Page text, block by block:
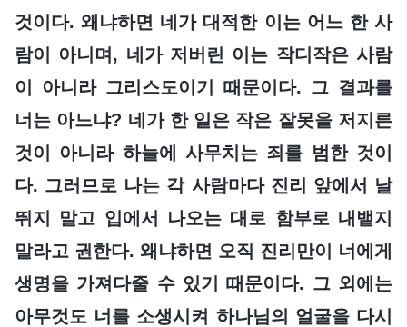
것이다. 왜냐하면 네가 대적한 이는 어느 한 사
람이 아니며, 네가 저버린 이는 작디작은 사람
이 아니라 그리스도이기 때문이다. 그 결과를
너는 아느냐? 네가 한 일은 작은 잘못을 저지른
것이 아니라 하늘에 사무치는 죄를 범한 것이
다. 그러므로 나는 각 사람마다 진리 앞에서 날
뛰지 말고 입에서 나오는 대로 함부로 내뱉지
말라고 권한다. 왜냐하면 오직 진리만이 너에게
생명을 가져다줄 수 있기 때문이다. 그 외에는
아무것도 너를 소생시켜 하나님의 얼굴을 다시